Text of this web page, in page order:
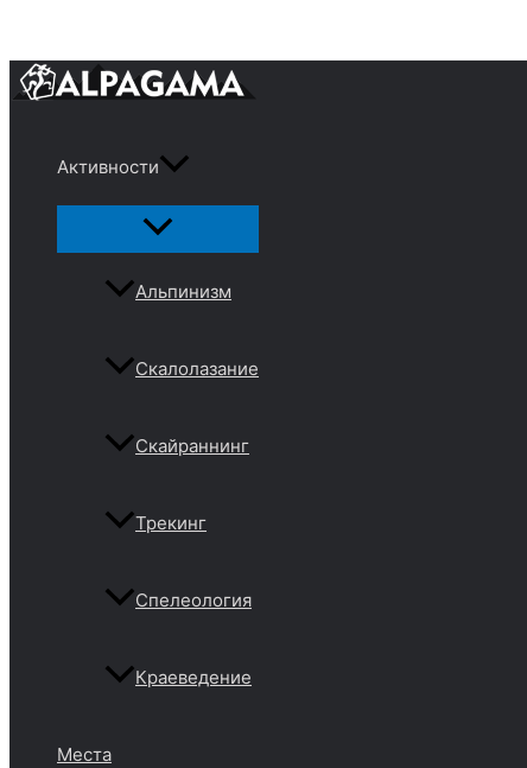
содержимому
Активности
Переключатель
меню
Альпинизм
Скалолазание
Скайраннинг
Трекинг
Спелеология
Краеведение
Места